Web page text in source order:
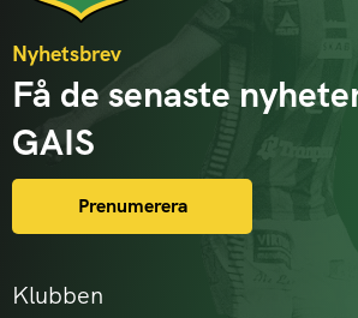
Klubben
Nyhetsbrev
Få de senaste
GAIS
Prenumerera